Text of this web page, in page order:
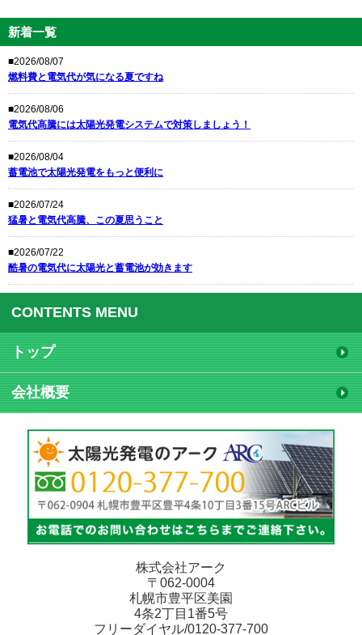
新着一覧
■2026/08/07
燃料費と電気代が気になる夏ですね
■2026/08/06
電気代高騰には太陽光発電システムで対策しましょう！
■2026/08/04
蓄電池で太陽光発電をもっと便利に
■2026/07/24
猛暑と電気代高騰、この夏思うこと
■2026/07/22
酷暑の電気代に太陽光と蓄電池が効きます
CONTENTS MENU
トップ
会社概要
株式会社アーク
〒062-0004
札幌市豊平区美園
4条2丁目1番5号
フリーダイヤル/0120-377-700